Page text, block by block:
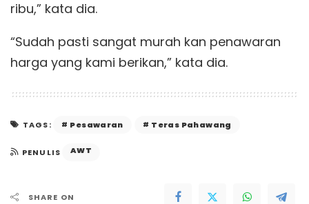
ribu,” kata dia.
“Sudah pasti sangat murah kan penawaran
harga yang kami berikan,” kata dia.
TAGS: Pesawaran Teras Pahawang
PENULIS AWT
SHARE ON